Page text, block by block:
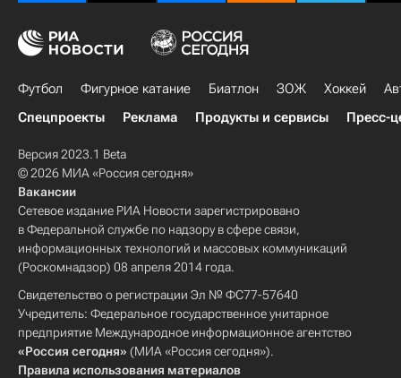
Футбол Фигурное катание Биатлон ЗОЖ Хоккей
Спецпроекты
Реклама Продукты и сервисы Пресс-
Версия 2023.1 Beta
© 2026 МИА «Россия сегодня»
Вакансии
Сетевое издание РИА Новости зарегистрировано
в Федеральной службе по надзору в сфере связи,
информационных технологий и массовых коммуникаций
(Роскомнадзор) 08 апреля 2014 года.
Свидетельство о регистрации Эл № ФС77-57640
Учредитель: Федеральное государственное унитарное
предприятие Международное информационное агентство
«Россия сегодня» (МИА «Россия сегодня»).
Правила использования материалов